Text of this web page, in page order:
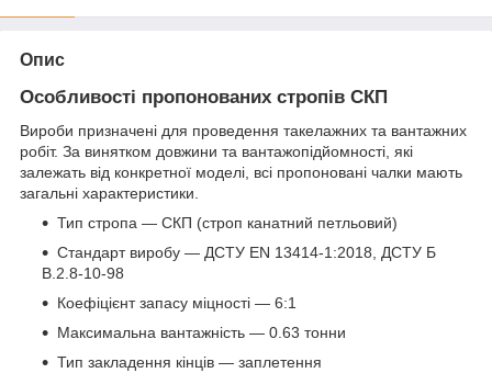
Опис
Особливості пропонованих стропів СКП
Вироби призначені для проведення такелажних та вантажних
робіт. За винятком довжини та вантажопідйомності, які
залежать від конкретної моделі, всі пропоновані чалки мають
загальні характеристики.
Тип стропа — СКП (строп канатний петльовий)
Стандарт виробу — ДСТУ EN 13414-1:2018, ДСТУ Б
В.2.8-10-98
Коефіцієнт запасу міцності — 6:1
Максимальна вантажність — 0.63 тонни
Тип закладення кінців — заплетення